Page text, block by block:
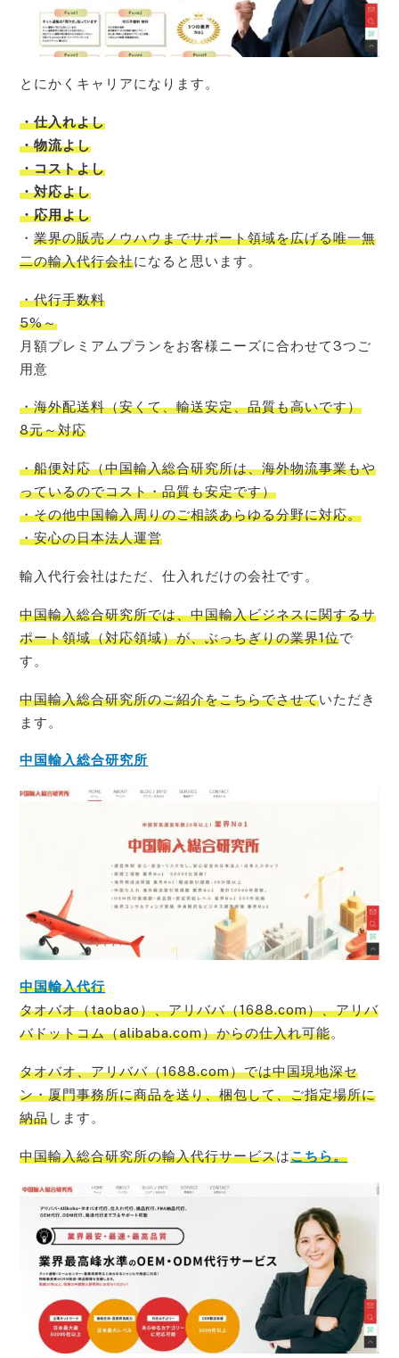
とにかくキャリアになります。
・仕入れよし
・物流よし
・コストよし
・対応よし
・応用よし
・業界の販売ノウハウまでサポート領域を広げる唯一無
二の輸入代行会社になると思います。
・代行手数料
5%～
月額プレミアムプランをお客様ニーズに合わせて3つご
用意
・海外配送料（安くて、輸送安定、品質も高いです）
8元～対応
・船便対応（中国輸入総合研究所は、海外物流事業もや
っているのでコスト・品質も安定です）
・その他中国輸入周りのご相談あらゆる分野に対応。
・安心の日本法人運営
輸入代行会社はただ、仕入れだけの会社です。
中国輸入総合研究所では、中国輸入ビジネスに関するサ
ポート領域（対応領域）が、ぶっちぎりの業界1位で
す。
中国輸入総合研究所のご紹介をこちらでさせていただき
ます。
中国輸入総合研究所
中国輸入代行
タオバオ（taobao）、アリババ（1688.com）、アリバ
バドットコム（alibaba.com）からの仕入れ可能。
タオバオ、アリババ（1688.com）では中国現地深セ
ン・厦門事務所に商品を送り、梱包して、ご指定場所に
納品します。
中国輸入総合研究所の輸入代行サービスはこちら。